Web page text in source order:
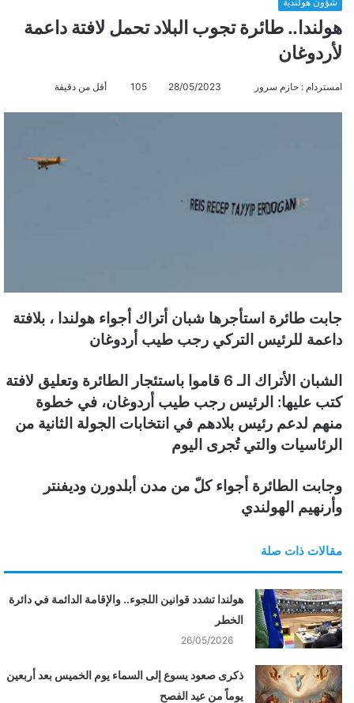
هولندا.. طائرة تجوب البلاد تحمل لافتة داعمة
لأردوغان
امستردام : حازم سرور
ي
د
ك
ت
ر
ا
28/05/2023
105 أقل من دقيقة
جابت طائرة استأجرها شبان أتراك أجواء هولندا ، بلافتة
داعمة للرئيس التركي رجب طيب أردوغان
الشبان الأتراك الـ 6 قاموا باستئجار الطائرة وتعليق لافتة
كتب عليها: الرئيس رجب طيب أردوغان، في خطوة
منهم لدعم رئيس بلادهم في انتخابات الجولة الثانية من
الرئاسيات والتي تُجرى اليوم
وجابت الطائرة أجواء كلّ من مدن أبلدورن وديفنتر
وأرنهيم الهولندي
مقالات ذات صلة
هولندا تشدد قوانين اللجوء.. والإقامة الدائمة في دائرة
الخطر
26/05/2026
ذكرى صعود يسوع إلى السماء يوم الخميس بعد أربعين
يوماً من عيد الفصح